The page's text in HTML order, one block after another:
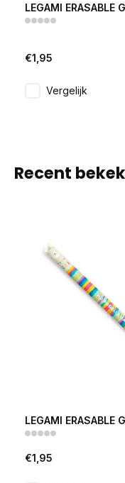
LEGAMI ERASABLE
€1,95
Vergelijk
Recent
LEGAMI ERASABLE
€1,95